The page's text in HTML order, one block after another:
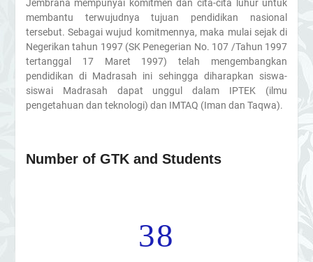
Jembrana mempunyai komitmen dan cita-cita luhur untuk
membantu terwujudnya tujuan pendidikan nasional
tersebut. Sebagai wujud komitmennya, maka mulai sejak di
Negerikan tahun 1997 (SK Penegerian No. 107 /Tahun 1997
tertanggal 17 Maret 1997) telah mengembangkan
pendidikan di Madrasah ini sehingga diharapkan siswa-
siswai Madrasah dapat unggul dalam IPTEK (ilmu
pengetahuan dan teknologi) dan IMTAQ (Iman dan Taqwa).
Number of GTK and Students
38